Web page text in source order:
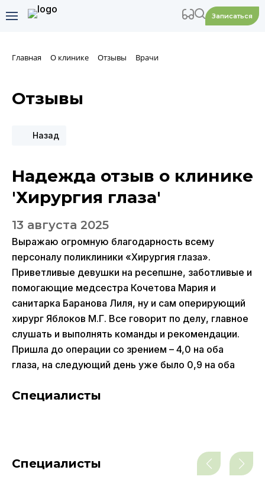
Записаться
Главная О клинике Отзывы Врачи
Отзывы
Назад
Надежда отзыв о клинике
'Хирургия глаза'
13 августа 2025
Выражаю огромную благодарность всему
персоналу поликлиники «Хирургия глаза».
Приветливые девушки на ресепшне, заботливые и
помогающие медсестра Кочетова Мария и
санитарка Баранова Лиля, ну и сам оперирующий
хирург Яблоков М.Г. Все говорит по делу, главное
слушать и выполнять команды и рекомендации.
Пришла до операции со зрением – 4,0 на оба
глаза, на следующий день уже было 0,9 на оба
Специалисты
Специалисты